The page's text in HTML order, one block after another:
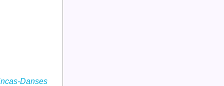
Danses